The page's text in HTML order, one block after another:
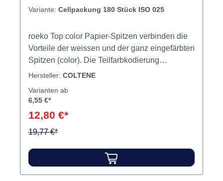
Variante: Cellpackung 180 Stück ISO 025
roeko Top color Papier-Spitzen verbinden die
Vorteile der weissen und der ganz eingefärbten
Spitzen (color). Die Teilfarbkodierung
verhindert die Verwechslung von
erleichtert die Kontrolle der
oberen Teil farbcodiert ≥ 25mm Inhalt 180
Papierspitzen
Hersteller: COLTENE
Varianten ab
6,55 €*
12,80 €*
19,77 €*